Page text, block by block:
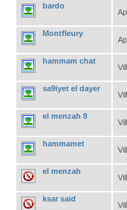
bardo
Montfleury
hammam chat
sa9iyet el dayer
el menzah 8
hammamet
el menzah
ksar said